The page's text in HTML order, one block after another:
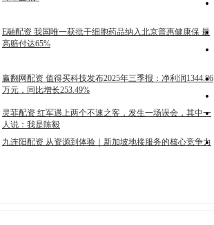
E融配资 我国唯一获批干细胞药品纳入北京普惠健康保 最
高赔付达65%
赢翻网配资 值得买科技发布2025年三季报：净利润1344.86
万元，同比增长253.49%
灵菲配资 红军遇上两个不速之客，发生一场误会，其中一
人说：我是陈毅
九连阳配资 从资源到体验｜新加坡地接服务的核心竞争力